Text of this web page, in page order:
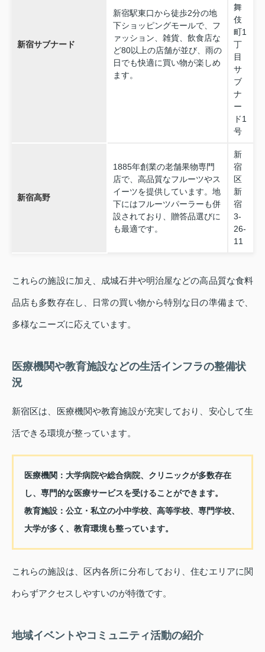
新宿サブナード
新宿駅東口から徒歩2分の地
下ショッピングモールで、フ
ァッション、雑貨、飲食店な
ど80以上の店舗が並び、雨の
日でも快適に買い物が楽しめ
ます。
舞
伎
町1
丁
目
サ
ブ
ナ
ー
ド1
号
新宿高野
1885年創業の老舗果物専門
店で、高品質なフルーツやス
イーツを提供しています。地
下にはフルーツパーラーも併
設されており、贈答品選びに
も最適です。
新
宿
区
新
宿
3-
26-
11
これらの施設に加え、成城石井や明治屋などの高品質な食料
品店も多数存在し、日常の買い物から特別な日の準備まで、
多様なニーズに応えています。
医療機関や教育施設などの生活インフラの整備状
況
新宿区は、医療機関や教育施設が充実しており、安心して生
活できる環境が整っています。
医療機関： 大学病院や総合病院、クリニックが多数存在
し、専門的な医療サービスを受けることができます。
教育施設： 公立・私立の小中学校、高等学校、専門学校、
大学が多く、教育環境も整っています。
これらの施設は、区内各所に分布しており、住むエリアに関
わらずアクセスしやすいのが特徴です。
地域イベントやコミュニティ活動の紹介